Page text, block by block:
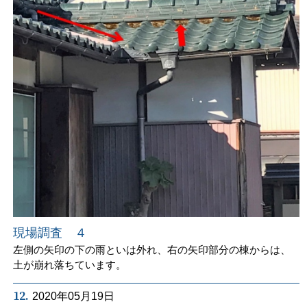
現場調査 ４
左側の矢印の下の雨といは外れ、右の矢印部分の棟からは、
土が崩れ落ちています。
12. 2020年05月19日